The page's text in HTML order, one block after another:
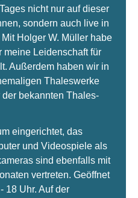
nicht nur auf dieser
sondern auch live in
Holger W. Müller habe
meine Leidenschaft für
Außerdem haben wir in
Thaleswerke
bekannten Thales-
eingerichtet, das
und Videospiele als
sind ebenfalls mit
vertreten. Geöffnet
18 Uhr. Auf der